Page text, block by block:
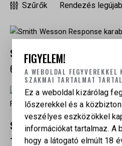
Szűrők
SMITH WESSON RESPONSE
620 000Ft
SMITH & WESSON M&P FPC
– 9×19, FLAT DARK EARTH
FIGYELEM!
A WEBOLDAL FEGYVEREKKEL
SZAKMAI TARTALMAT
Ez a weboldal kizárólag
lőszerekkel és a
veszélyes eszközökkel
információkat tartalmaz. A
hogy a látogató elmúlt 18